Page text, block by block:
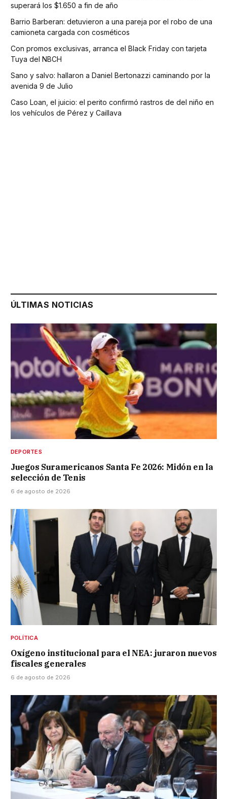
superará los $1.650 a fin de año
Barrio Barberan: detuvieron a una pareja por el robo de una
camioneta cargada con cosméticos
Con promos exclusivas, arranca el Black Friday con tarjeta
Tuya del NBCH
Sano y salvo: hallaron a Daniel Bertonazzi caminando por la
avenida 9 de Julio
Caso Loan, el juicio: el perito confirmó rastros de del niño en
los vehículos de Pérez y Caillava
ÚLTIMAS NOTICIAS
DEPORTES
Juegos Suramericanos Santa Fe 2026: Midón en la
selección de Tenis
6 de agosto de 2026
POLÍTICA
Oxígeno institucional para el NEA: juraron nuevos
fiscales generales
6 de agosto de 2026